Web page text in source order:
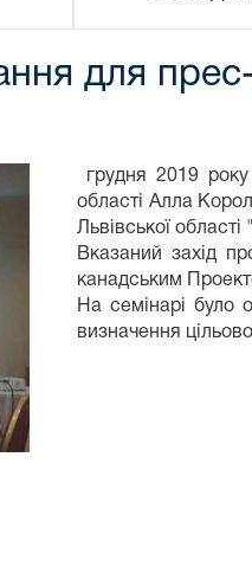
для
грудня 2019 року
області Алла
Львівської
Вказаний захід
канадським
На семінарі було
визначення